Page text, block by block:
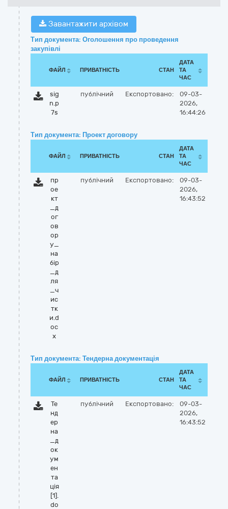
Завантажити архівом
Тип документа: Оголошення про проведення
закупівлі
ФАЙЛ ПРИВАТНІСТЬ СТАН
ДАТА
ТА
ЧАС
sig
n.p
7s
публічний Експортовано:
09-03-
2026,
16:44:26
Тип документа: Проект договору
ФАЙЛ ПРИВАТНІСТЬ СТАН
ДАТА
ТА
ЧАС
пр
ое
кт
_д
ог
ов
ор
у_
на
бір
_д
ля
_ч
ис
тк
и.d
oc
x
публічний Експортовано:
09-03-
2026,
16:43:52
Тип документа: Тендерна документація
ФАЙЛ ПРИВАТНІСТЬ СТАН
ДАТА
ТА
ЧАС
Те
нд
ер
на
_д
ок
ум
ен
та
ція
[1].
do
публічний Експортовано:
09-03-
2026,
16:43:52